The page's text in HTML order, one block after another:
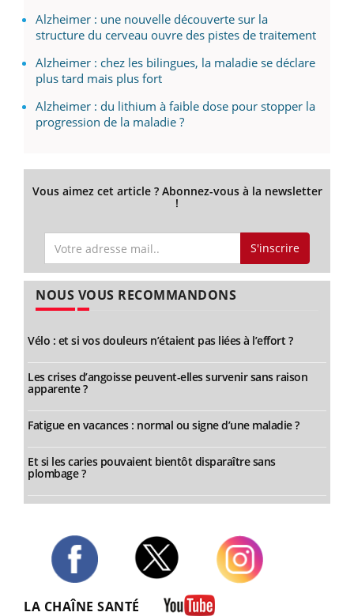
Alzheimer : une nouvelle découverte sur la
structure du cerveau ouvre des pistes de traitement
Alzheimer : chez les bilingues, la maladie se déclare
plus tard mais plus fort
Alzheimer : du lithium à faible dose pour stopper la
progression de la maladie ?
Vous aimez cet article ? Abonnez-vous à la newsletter
!
S'inscrire
NOUS VOUS RECOMMANDONS
Vélo : et si vos douleurs n’étaient pas liées à l’effort ?
Les crises d’angoisse peuvent-elles survenir sans raison
apparente ?
Fatigue en vacances : normal ou signe d’une maladie ?
Et si les caries pouvaient bientôt disparaître sans
plombage ?
LA CHAÎNE SANTÉ